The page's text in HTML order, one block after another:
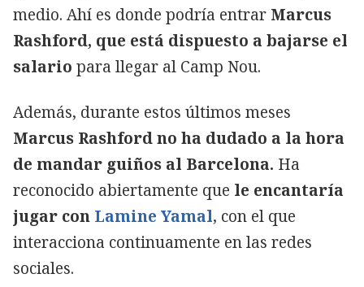
medio. Ahí es donde podría entrar Marcus
Rashford, que está dispuesto a bajarse el
salario para llegar al Camp Nou.
Además, durante estos últimos meses
Marcus Rashford no ha dudado a la hora
de mandar guiños al Barcelona. Ha
reconocido abiertamente que le encantaría
jugar con Lamine Yamal, con el que
interacciona continuamente en las redes
sociales.